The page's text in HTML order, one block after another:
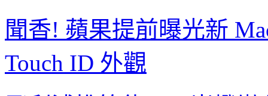
聞香! 蘋果提前曝光新
Touch ID 外觀